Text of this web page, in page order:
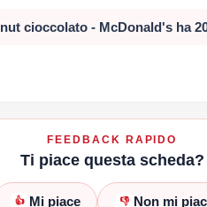
cioccolato - McDonald's ha
FEEDBACK RAPIDO
Ti piace questa scheda?
👍 Mi piace 👎 Non mi